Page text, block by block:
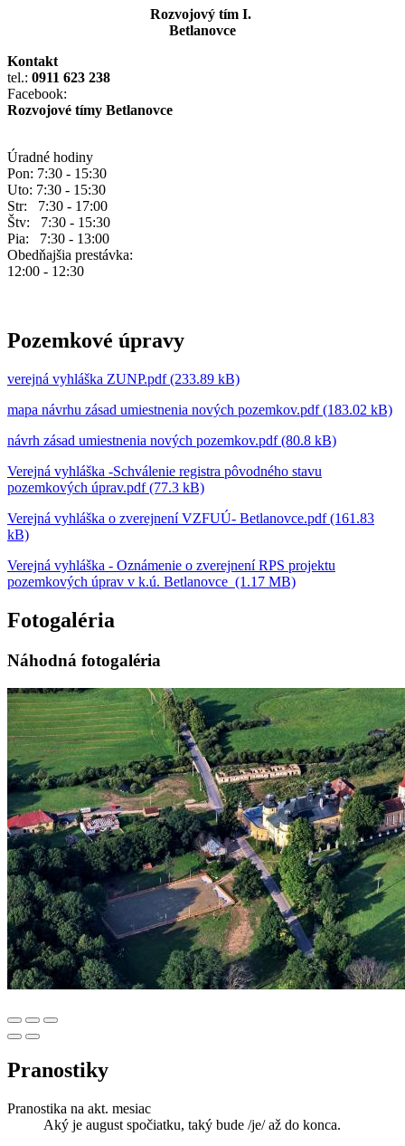
Rozvojový tím I.
Betlanovce
Kontakt
tel.: 0911 623 238
Facebook:
Rozvojové tímy Betlanovce
Úradné hodiny
Pon: 7:30 - 15:30
Uto: 7:30 - 15:30
Str: 7:30 - 17:00
Štv: 7:30 - 15:30
Pia: 7:30 - 13:00
Obedňajšia prestávka:
12:00 - 12:30
Pozemkové úpravy
verejná vyhláška ZUNP.pdf (233.89 kB)
mapa návrhu zásad umiestnenia nových pozemkov.pdf (183.02 kB)
návrh zásad umiestnenia nových pozemkov.pdf (80.8 kB)
Verejná vyhláška -Schválenie registra pôvodného stavu
pozemkových úprav.pdf (77.3 kB)
Verejná vyhláška o zverejnení VZFUÚ- Betlanovce.pdf (161.83
kB)
Verejná vyhláška - Oznámenie o zverejnení RPS projektu
pozemkových úprav v k.ú. Betlanovce (1.17 MB)
Fotogaléria
Náhodná fotogaléria
Pranostiky
Pranostika na akt. mesiac
Aký je august spočiatku, taký bude /je/ až do konca.